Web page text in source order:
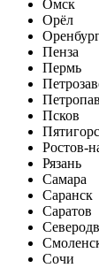
Омск
Орёл
Пенза
Пермь
Псков
Ростов-
Рязань
Самара
Саранск
Саратов
Сочи